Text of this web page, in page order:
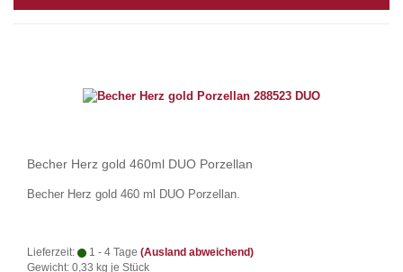
Becher Herz gold 460ml DUO Porzellan
Becher Herz gold 460 ml DUO Porzellan.
Lieferzeit: 1 - 4 Tage (Ausland abweichend)
Gewicht: 0,33 kg je Stück